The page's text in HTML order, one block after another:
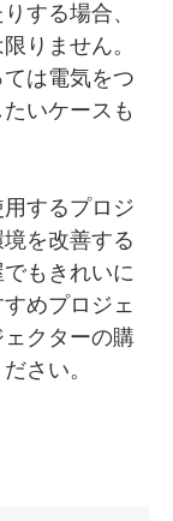
する場合、
りません。
は電気をつ
いケースも
するプロジ
を改善する
もきれいに
めプロジェ
クターの購
さい。